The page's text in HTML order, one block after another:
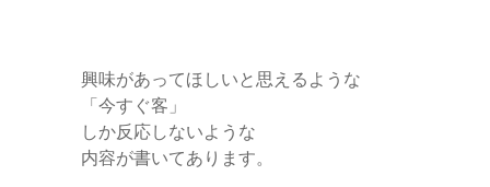
興味があってほしいと思えるような
「今すぐ客」
しか反応しないような
内容が書いてあります。